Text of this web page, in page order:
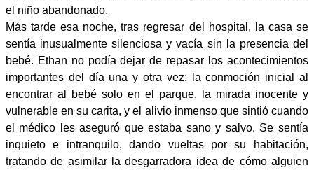
el niño abandonado.
Más tarde esa noche, tras regresar del hospital, la casa se
sentía inusualmente silenciosa y vacía sin la presencia del
bebé. Ethan no podía dejar de repasar los acontecimientos
importantes del día una y otra vez: la conmoción inicial al
encontrar al bebé solo en el parque, la mirada inocente y
vulnerable en su carita, y el alivio inmenso que sintió cuando
el médico les aseguró que estaba sano y salvo. Se sentía
inquieto e intranquilo, dando vueltas por su habitación,
tratando de asimilar la desgarradora idea de cómo alguien